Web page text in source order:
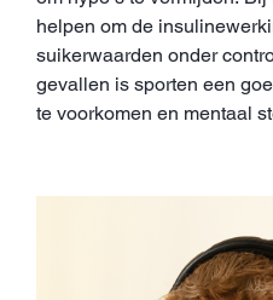
helpen om de
suikerwaarden onder
gevallen is sporten een
te voorkomen en mentaal